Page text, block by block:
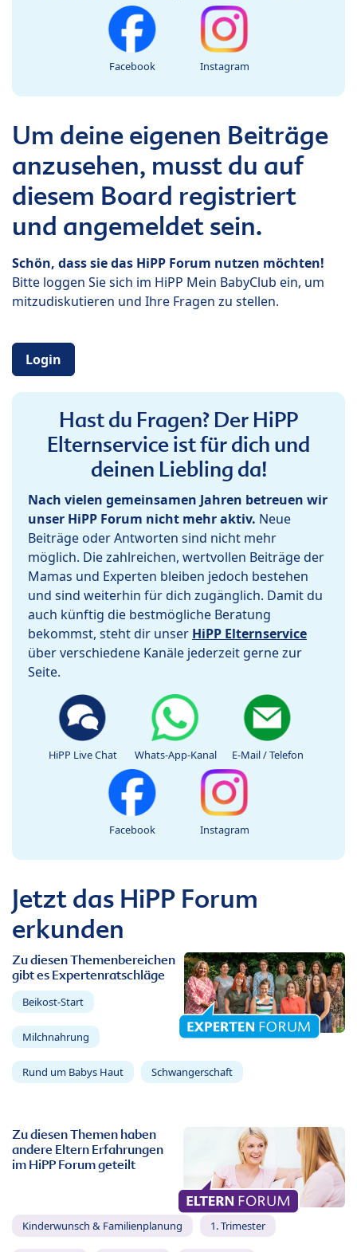
Facebook Instagram
Um deine eigenen Beiträge
anzusehen, musst du auf
diesem Board registriert
und angemeldet sein.
Schön, dass sie das HiPP Forum nutzen möchten!
Bitte loggen Sie sich im HiPP Mein BabyClub ein, um
mitzudiskutieren und Ihre Fragen zu stellen.
Login
Hast du Fragen? Der HiPP
Elternservice ist für dich und
deinen Liebling da!
Nach vielen gemeinsamen Jahren betreuen wir
unser HiPP Forum nicht mehr aktiv. Neue
Beiträge oder Antworten sind nicht mehr
möglich. Die zahlreichen, wertvollen Beiträge der
Mamas und Experten bleiben jedoch bestehen
und sind weiterhin für dich zugänglich. Damit du
auch künftig die bestmögliche Beratung
bekommst, steht dir unser HiPP Elternservice
über verschiedene Kanäle jederzeit gerne zur
Seite.
HiPP Live Chat Whats-App-Kanal E-Mail / Telefon
Facebook Instagram
Jetzt das HiPP Forum
erkunden
Zu diesen Themenbereichen
gibt es Expertenratschläge
Beikost-Start
Milchnahrung
Rund um Babys Haut Schwangerschaft
Zu diesen Themen haben
andere Eltern Erfahrungen
im HiPP Forum geteilt
Kinderwunsch & Familienplanung 1. Trimester